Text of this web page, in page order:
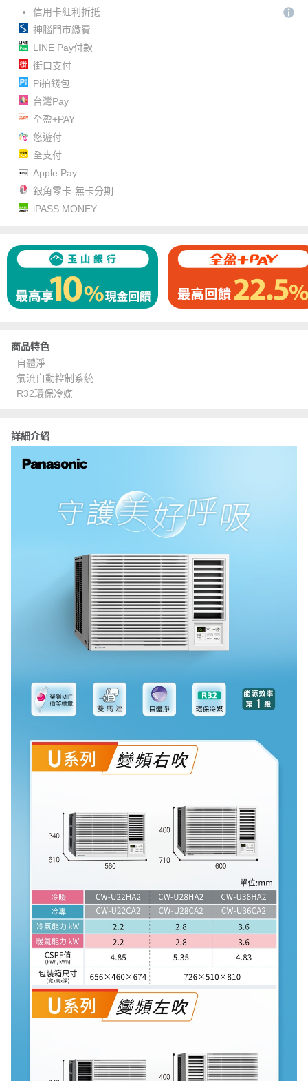
信用卡紅利折抵
神腦門市繳費
LINE Pay付款
街口支付
Pi拍錢包
台灣Pay
全盈+PAY
悠遊付
全支付
Apple Pay
銀角零卡-無卡分期
iPASS MONEY
商品特色
自體淨
氣流自動控制系統
R32環保冷媒
詳細介紹